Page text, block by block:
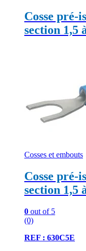
Cosse pré-
section 1,5
Cosses et embouts
Cosse pré-
section 1,5
0 out of 5
(0)
REF : 630C5E